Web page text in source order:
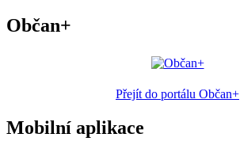
Občan+
Přejít do portálu Občan+
Mobilní aplikace